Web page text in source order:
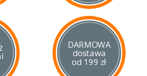
DARMOWA
dostawa
od 199 zł